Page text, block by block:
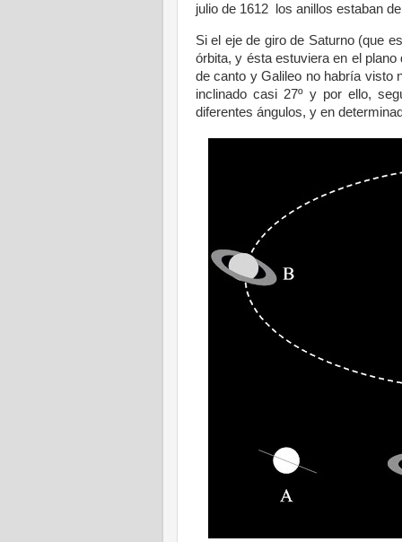
julio de 1612
los anillos estaban
Si el eje de giro de Saturno (que
órbita, y ésta estuviera en el
de canto y Galileo no habría visto
inclinado casi 27º y por ello,
diferentes ángulos, y en